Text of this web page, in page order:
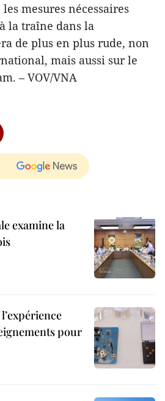
mesures nécessaires
la traîne dans la
de plus en plus rude, non
mais aussi sur le
– VOV/VNA
examine la
pour